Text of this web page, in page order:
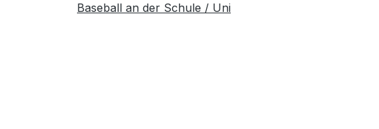
Baseball an der Schule / Uni